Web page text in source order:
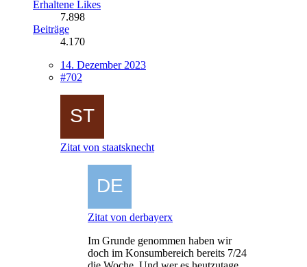
Erhaltene Likes
7.898
Beiträge
4.170
14. Dezember 2023
#702
Zitat von staatsknecht
Zitat von derbayerx
Im Grunde genommen haben wir
doch im Konsumbereich bereits 7/24